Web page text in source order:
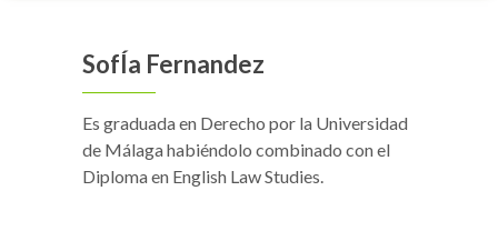
SofÍa Fernandez
Es graduada en Derecho por la Universidad
de Málaga habiéndolo combinado con el
Diploma en English Law Studies.